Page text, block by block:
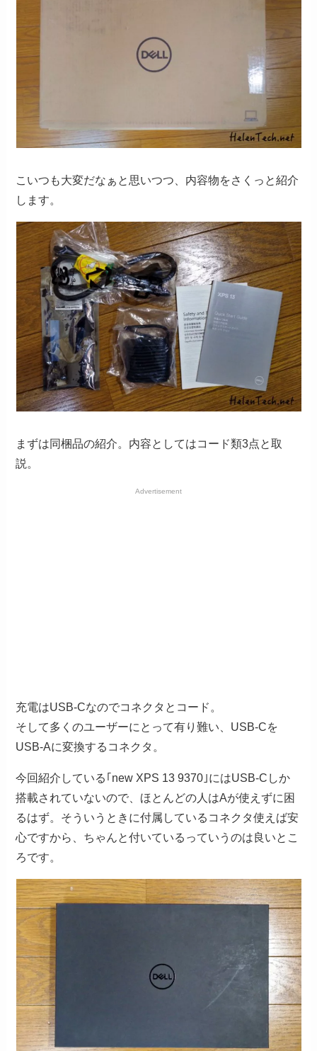
こいつも大変だなぁと思いつつ、内容物をさくっと紹介
します。
まずは同梱品の紹介。内容としてはコード類3点と取
説。
Advertisement
充電はUSB-Cなのでコネクタとコード。
そして多くのユーザーにとって有り難い、USB-Cを
USB-Aに変換するコネクタ。
今回紹介している｢new XPS 13 9370｣にはUSB-Cしか
搭載されていないので、ほとんどの人はAが使えずに困
るはず。そういうときに付属しているコネクタ使えば安
心ですから、ちゃんと付いているっていうのは良いとこ
ろです。